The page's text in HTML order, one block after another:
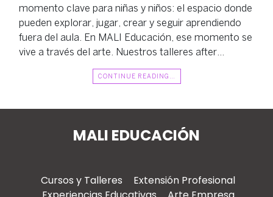
momento clave para niñas y niños: el espacio donde
pueden explorar, jugar, crear y seguir aprendiendo
fuera del aula. En MALI Educación, ese momento se
vive a través del arte. Nuestros talleres after…
CONTINUE READING…
MALI EDUCACIÓN
Cursos y Talleres
Extensión Profesional